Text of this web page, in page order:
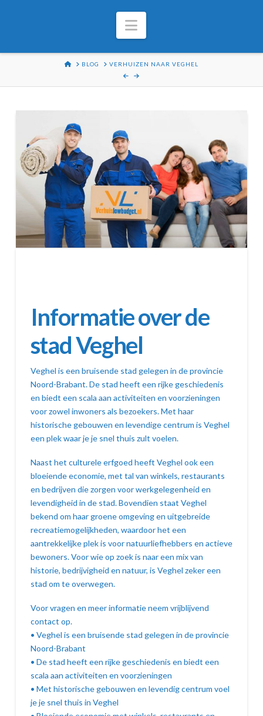
Navigation
HOME
BLOG VERHUIZEN NAAR VEGHEL
Informatie over de
stad Veghel
Veghel is een bruisende stad gelegen in de provincie
Noord-Brabant. De stad heeft een rijke geschiedenis
en biedt een scala aan activiteiten en voorzieningen
voor zowel inwoners als bezoekers. Met haar
historische gebouwen en levendige centrum is Veghel
een plek waar je je snel thuis zult voelen.
Naast het culturele erfgoed heeft Veghel ook een
bloeiende economie, met tal van winkels, restaurants
en bedrijven die zorgen voor werkgelegenheid en
levendigheid in de stad. Bovendien staat Veghel
bekend om haar groene omgeving en uitgebreide
recreatiemogelijkheden, waardoor het een
aantrekkelijke plek is voor natuurliefhebbers en actieve
bewoners. Voor wie op zoek is naar een mix van
historie, bedrijvigheid en natuur, is Veghel zeker een
stad om te overwegen.
Voor vragen en meer informatie neem vrijblijvend
contact op.
• Veghel is een bruisende stad gelegen in de provincie
Noord-Brabant
• De stad heeft een rijke geschiedenis en biedt een
scala aan activiteiten en voorzieningen
• Met historische gebouwen en levendig centrum voel
je je snel thuis in Veghel